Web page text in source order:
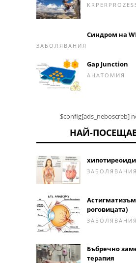
Синдром на
ЗАБОЛЯВАНИЯ
Gap Junction
АНАТОМИЯ
$config[ads_neboscreb]
НАЙ-
ЗАБОЛЯВАНИЯ
роговицата)
ЗАБОЛЯВАНИЯ
Бъбречно
терапия